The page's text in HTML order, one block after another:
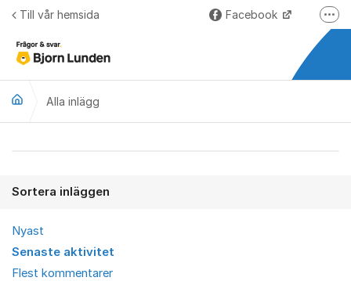
Hoppa till innehåll
Till vår hemsida Facebook
Alla inlägg
Sortera inläggen
Nyast
Senaste aktivitet
Flest kommentarer